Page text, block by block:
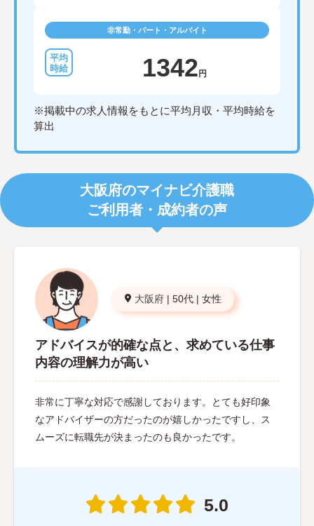
非常勤・パート・アルバイト
1342 円
※掲載中の求人情報をもとに平均月収・平均時給を
算出
大阪府のマイナビ介護職
ご利用者・成約者の声
大阪府 | 50代 | 女性
アドバイスが的確な点と、求めている仕事
内容の理解力が高い
非常に丁寧な対応で感謝しております。とても好印象
なアドバイザーの方だったのが嬉しかったですし、ス
ムーズに転職先が決まったのも良かったです。
5.0